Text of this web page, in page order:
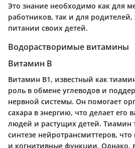
Это знание необходимо как для
работников, так и для
питании своих детей.
Водорастворимые витамины
Витамин В
Витамин В1, известный как
роль в обмене углеводов и
нервной системы. Он помогает
сахара в энергию, что делает его
людей и растущих детей. Тиамин
синтезе нейротрансмиттеров,
и когнитивные функции. Однако,